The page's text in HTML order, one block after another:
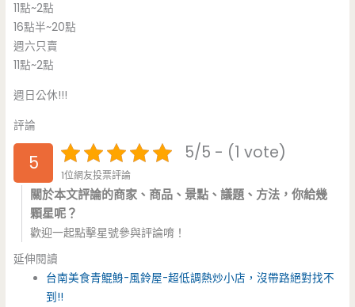
11點~2點
16點半~20點
週六只賣
11點~2點
週日公休!!!
評論
5 5/5 - (1 vote)
1位網友投票評論
關於本文評論的商家、商品、景點、議題、方法，你給幾
顆星呢？
歡迎一起點擊星號參與評論唷！
延伸閱讀
台南美食青鯤鯓-風鈴屋-超低調熱炒小店，沒帶路絕對找不
到!!